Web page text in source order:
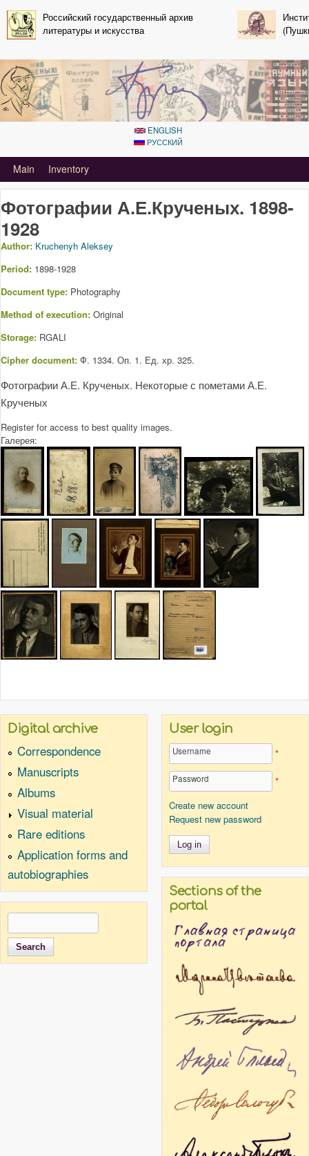
Skip to main content
Российский государственный архив
литературы и искусства
ENGLISH
РУССКИЙ
Primary_tsvetaeva for Aleksey kruchenyh
Main Inventory
Фотографии А.Е.Крученых. 1898-
1928
Author: Kruchenyh Aleksey
Period: 1898-1928
Document type: Photography
Method of execution: Original
Storage: RGALI
Cipher document: Ф. 1334. Оп. 1. Ед. хр. 325.
Фотографии А.Е. Крученых. Некоторые с пометами А.Е.
Крученых
Register for access to best quality images.
Галерея:
Digital archive
Correspondence
Manuscripts
Albums
Visual material
Rare editions
Application forms and
autobiographies
Search form
User login
Username *
Password
*
Create new account
Request new password
Sections of the
portal